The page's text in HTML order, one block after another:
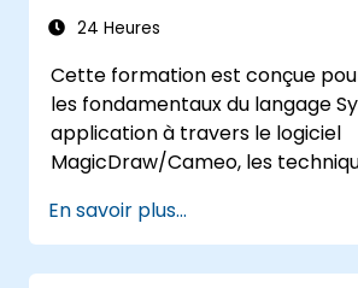
24 Heures
Cette formation est conçue
les fondamentaux du langage
application à travers le logiciel
MagicDraw/Cameo, les
Modélisation (MBSE) et les
pratiques en MBSE.
En savoir plus...